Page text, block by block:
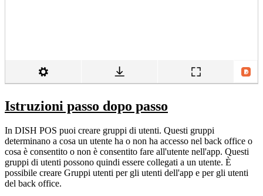
Istruzioni passo dopo passo
In DISH POS puoi creare gruppi di utenti. Questi gruppi
determinano a cosa un utente ha o non ha accesso nel back office o
cosa è consentito o non è consentito fare all'utente nell'app. Questi
gruppi di utenti possono quindi essere collegati a un utente. È
possibile creare Gruppi utenti per gli utenti dell'app e per gli utenti
del back office.